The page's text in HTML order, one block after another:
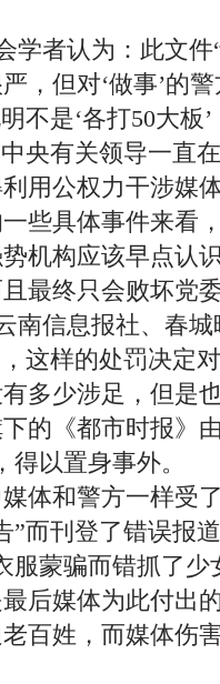
者认为：此文件“
，但对‘做事’的
不是‘各打50大板
央有关领导一直
用公权力干涉媒
些具体事件来看
机构应该早点认
最终只会败坏党
信息报社、春城
这样的处罚决定
多少涉足，但是
的《都市时报》
以置身事外。
和警方一样受了
”而刊登了错误报
服蒙骗而错抓了
后媒体为此付出
百姓，而媒体伤